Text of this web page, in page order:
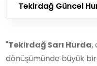
Tekirdağ Güncel
"Tekirdağ Sarı Hurda,
dönüşümünde büyük